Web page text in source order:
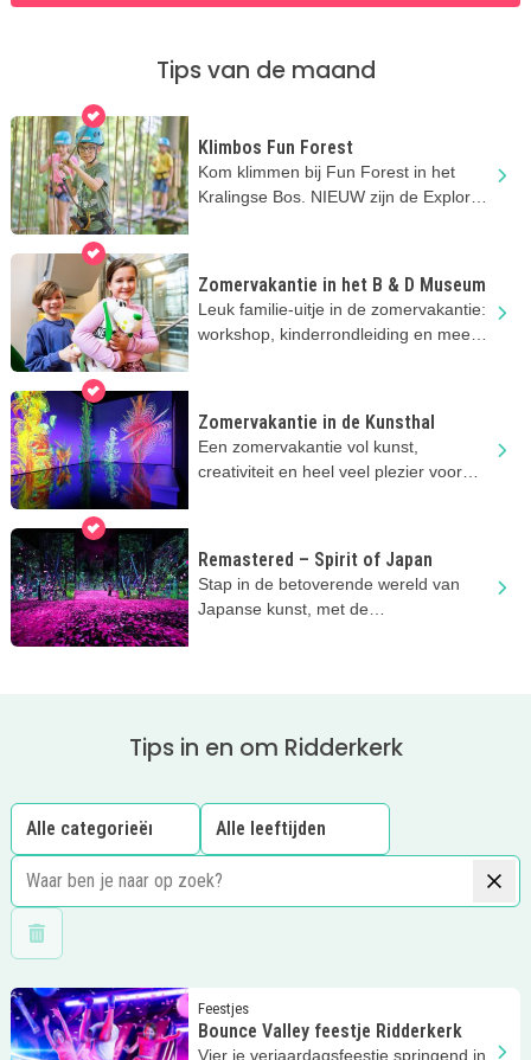
Tips van de maand
Klimbos Fun Forest
Kom klimmen bij Fun Forest in het
Kralingse Bos. NIEUW zijn de Explorer
Zomervakantie in het B & D Museum
Leuk familie-uitje in de zomervakantie:
workshop, kinderrondleiding en meer
Zomervakantie in de Kunsthal
Een zomervakantie vol kunst,
creativiteit en heel veel plezier voor
Remastered – Spirit of Japan
Stap in de betoverende wereld van
Japanse kunst, met de
Tips in en om Ridderkerk
Wis filters
Feestjes
Bounce Valley feestje Ridderkerk
Vier je verjaardagsfeestje springend in
Lees meer Bounce Valley feestje Ridderkerk